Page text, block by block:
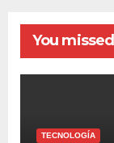
You missed
TECNOLOGÍA